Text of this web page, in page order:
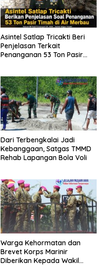
Asintel Satlap Tricakti Beri
Penjelasan Terkait
Penanganan 53 Ton Pasir
Dari Terbengkalai Jadi
Kebanggaan, Satgas TMMD
Rehab Lapangan Bola Voli
Warga Kehormatan dan
Brevet Korps Marinir
Diberikan Kepada Wakil